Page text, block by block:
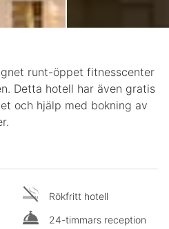
runt-öppet fitnesscenter
Detta hotell har även gratis
och hjälp med bokning av
Rökfritt hotell
24-timmars reception